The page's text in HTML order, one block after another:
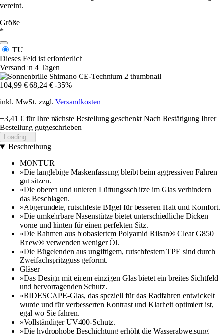
vereint.
Größe
*
TU
Dieses Feld ist erforderlich
Versand in 4 Tagen
104,99 € 68,24 € -35%
inkl. MwSt. zzgl. Versandkosten
+3,41 € für Ihre nächste Bestellung geschenkt Nach Bestätigung Ihrer
Bestellung gutgeschrieben
Loading...
Beschreibung
MONTUR
»Die langlebige Maskenfassung bleibt beim aggressiven Fahren
gut sitzen.
»Die oberen und unteren Lüftungsschlitze im Glas verhindern
das Beschlagen.
»Abgerundete, rutschfeste Bügel für besseren Halt und Komfort.
»Die umkehrbare Nasenstütze bietet unterschiedliche Dicken
vorne und hinten für einen perfekten Sitz.
»Die Rahmen aus biobasiertem Polyamid Rilsan® Clear G850
Rnew® verwenden weniger Öl.
»Die Bügelenden aus ungiftigem, rutschfestem TPE sind durch
Zweifachspritzguss geformt.
Gläser
»Das Design mit einem einzigen Glas bietet ein breites Sichtfeld
und hervorragenden Schutz.
»RIDESCAPE-Glas, das speziell für das Radfahren entwickelt
wurde und für verbesserten Kontrast und Klarheit optimiert ist,
egal wo Sie fahren.
»Vollständiger UV400-Schutz.
»Die hydrophobe Beschichtung erhöht die Wasserabweisung